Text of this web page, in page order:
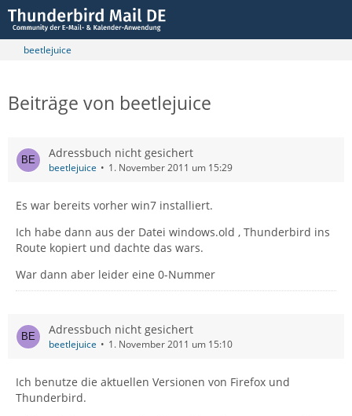
beetlejuice
Beiträge von beetlejuice
Adressbuch nicht gesichert
beetlejuice 1. November 2011 um 15:29
Es war bereits vorher win7 installiert.
Ich habe dann aus der Datei windows.old , Thunderbird ins
Route kopiert und dachte das wars.
War dann aber leider eine 0-Nummer
Adressbuch nicht gesichert
beetlejuice 1. November 2011 um 15:10
Ich benutze die aktuellen Versionen von Firefox und
Thunderbird.